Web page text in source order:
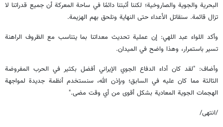
البحرية والجوية والصاروخية؛ لكننا أثبتنا دائمًا في ساحة المعركة أن جميع قدراتنا لا
تزال قائمة. سنقاتل الأعداء حتى النهاية ونلحق بهم الهزيمة.
وأكد اللواء عبد اللهي: إن عملية تحديث معداتنا بما يتناسب مع الظروف الراهنة
تسير باستمرار، وهذا واضح في الميدان.
وأضاف: "لقد كان أداء الدفاع الجوي الإيراني أفضل بكثير في الحرب المفروضة
الثالثة مما كان عليه في السابق؛ وبإذن الله، سنستخدم أنظمة جديدة لمواجهة
الهجمات الجوية المعادية بشكل أقوى من أي وقت مضى."
/انتهى/